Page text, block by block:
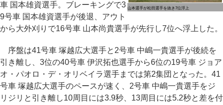
山本選手が松田選手を抜き7位浮上
車 国本雄資選手。ブレーキングで3
9号車 国本雄資選手が後退、アウト
から大外刈りで16号車 山本尚貴選手が先行し7位へ浮上した。
序盤は41号車 塚越広大選手と2号車 中嶋一貴選手が後続を
引き離し、3位の40号車 伊沢拓也選手から6位の19号車 ジョア
オ・パオロ・デ・オリベイラ選手までは第2集団となった。41
号車 塚越広大選手のペースが速く、2号車 中嶋一貴選手をジ
リジリと引き離し10周目には3.9秒、13周目には5.2秒と差を付